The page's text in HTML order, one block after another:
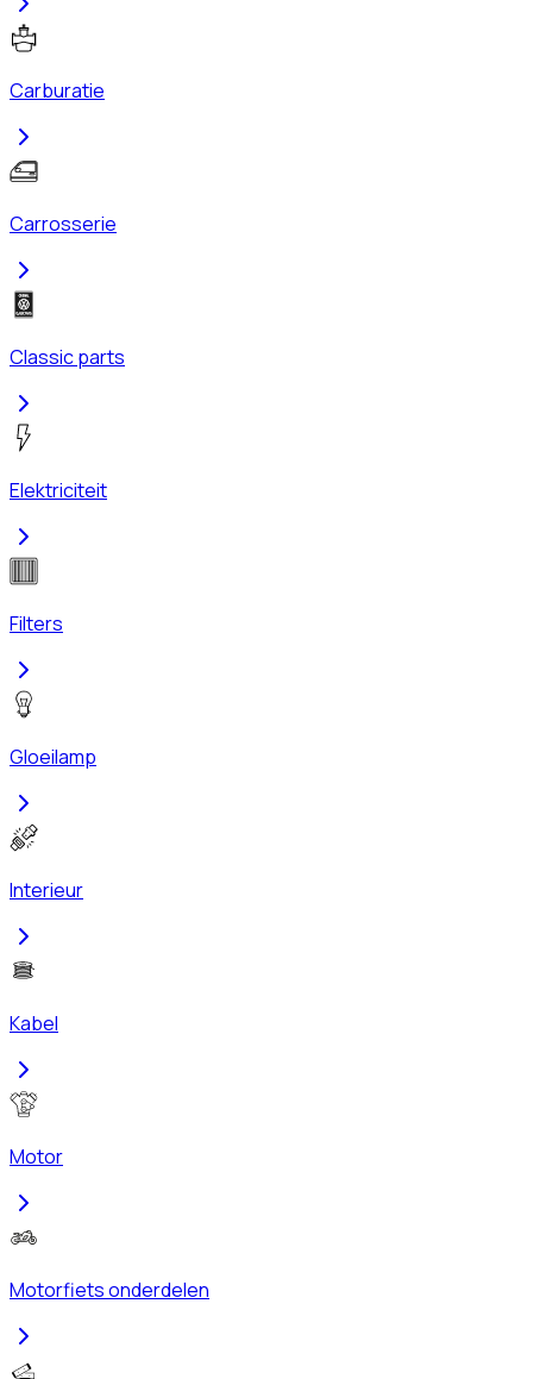
Carburatie
Carrosserie
Classic parts
Elektriciteit
Filters
Gloeilamp
Interieur
Kabel
Motor
Motorfiets onderdelen